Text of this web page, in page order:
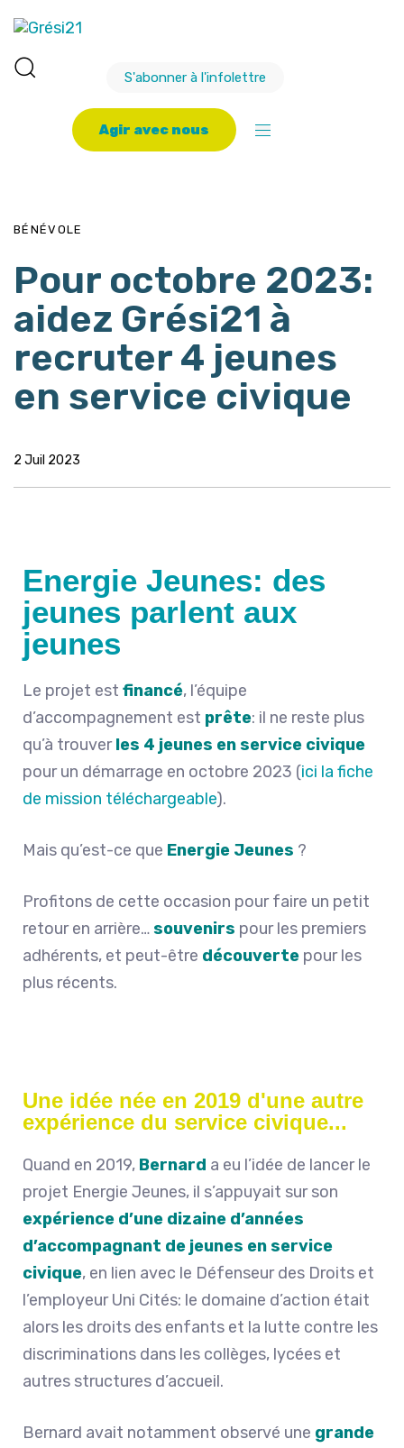
S'abonner à l'infolettre
Agir avec nous
BÉNÉVOLE
Pour octobre 2023:
aidez Grési21 à
recruter 4 jeunes
en service civique
2 Juil 2023
Energie Jeunes: des
jeunes parlent aux
jeunes
Le projet est financé, l’équipe
d’accompagnement est prête: il ne reste plus
qu’à trouverles 4 jeunes en service civique
pour un démarrage en octobre 2023 (ici la fiche
de mission téléchargeable).
Mais qu’est-ce que Energie Jeunes ?
Profitons de cette occasion pour faire un petit
retour en arrière…souvenirs pour les premiers
adhérents, et peut-être découverte pour les
plus récents.
Une idée née en 2019 d'une autre
expérience du service civique...
Quand en 2019, Bernard a eu l’idée de lancer le
projet Energie Jeunes, il s’appuyait sur son
expérience d’une dizaine d’années
d’accompagnant de jeunes en service
civique, en lien avec le Défenseur des Droits et
l’employeur Uni Cités: le domaine d’action était
alors les droits des enfants et la lutte contre les
discriminations dans les collèges, lycées et
autres structures d’accueil.
Bernard avait notamment observé une grande